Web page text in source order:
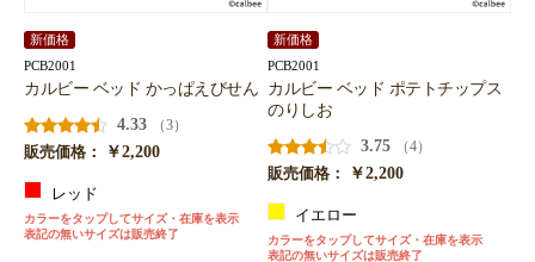
新価格
PCB2001
カルビー ベッド かっぱえびせん
4.33
（3）
販売価格：
￥2,200
レッド
カラーをタップしてサイズ・在庫を表示
表記の無いサイズは販売終了
新価格
PCB2001
カルビー ベッド ポテトチップス
のりしお
3.75
（4）
販売価格：
￥2,200
イエロー
カラーをタップしてサイズ・在庫を表示
表記の無いサイズは販売終了